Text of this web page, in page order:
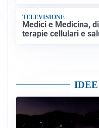
TELEVISIONE
Medici e Medicina,
terapie cellulari e